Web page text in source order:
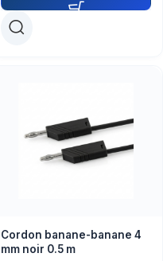
Cordon banane-banane 4
mm noir 0.5 m